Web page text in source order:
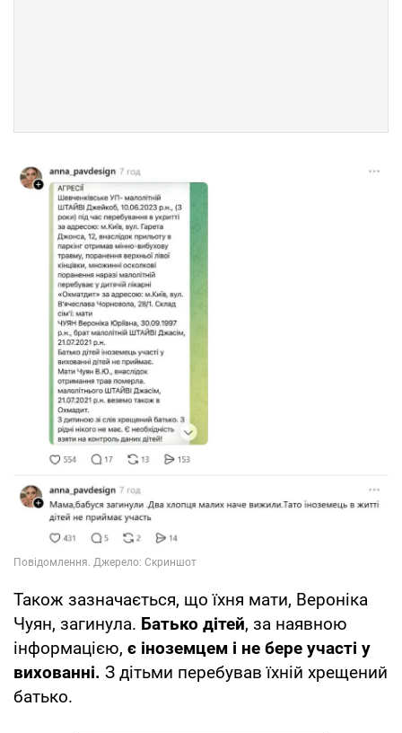
Також зазначається, що їхня мати, Вероніка
Чуян, загинула. Батько дітей, за наявною
інформацією, є іноземцем і не бере участі у
вихованні. З дітьми перебував їхній хрещений
батько.